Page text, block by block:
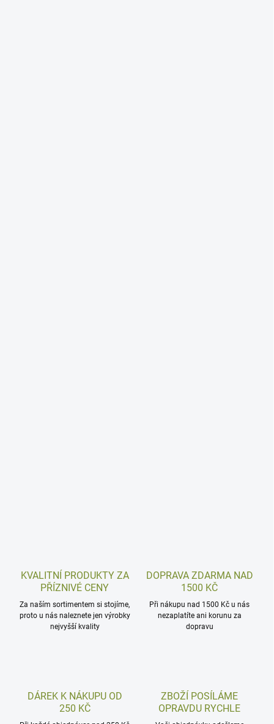
KVALITNÍ PRODUKTY ZA
PŘÍZNIVÉ CENY
Za naším sortimentem si stojíme,
proto u nás naleznete jen výrobky
nejvyšší kvality
DOPRAVA ZDARMA NAD
1500 KČ
Při nákupu nad 1500 Kč u nás
nezaplatíte ani korunu za
dopravu
DÁREK K NÁKUPU OD
250 KČ
ZBOŽÍ POSÍLÁME
OPRAVDU RYCHLE